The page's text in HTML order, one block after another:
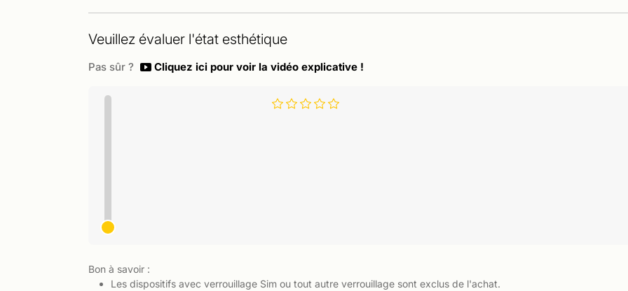
Veuillez évaluer l'état esthétique
Pas sûr ? Cliquez ici pour voir la vidéo explicative !
Bon à savoir :
Les dispositifs avec verrouillage Sim ou tout autre verrouillage sont exclus de l'achat.